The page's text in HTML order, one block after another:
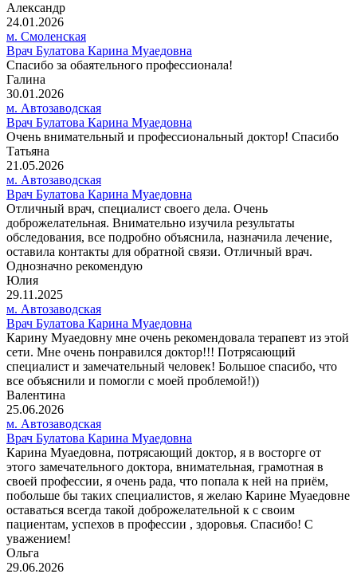
Александр
24.01.2026
м. Смоленская
Врач Булатова Карина Муаедовна
Спасибо за обаятельного профессионала!
Галина
30.01.2026
м. Автозаводская
Врач Булатова Карина Муаедовна
Очень внимательный и профессиональный доктор! Спасибо
Татьяна
21.05.2026
м. Автозаводская
Врач Булатова Карина Муаедовна
Отличный врач, специалист своего дела. Очень
доброжелательная. Внимательно изучила результаты
обследования, все подробно объяснила, назначила лечение,
оставила контакты для обратной связи. Отличный врач.
Однозначно рекомендую
Юлия
29.11.2025
м. Автозаводская
Врач Булатова Карина Муаедовна
Карину Муаедовну мне очень рекомендовала терапевт из этой
сети. Мне очень понравился доктор!!! Потрясающий
специалист и замечательный человек! Большое спасибо, что
все объяснили и помогли с моей проблемой!))
Валентина
25.06.2026
м. Автозаводская
Врач Булатова Карина Муаедовна
Карина Муаедовна, потрясающий доктор, я в восторге от
этого замечательного доктора, внимательная, грамотная в
своей профессии, я очень рада, что попала к ней на приём,
побольше бы таких специалистов, я желаю Карине Муаедовне
оставаться всегда такой доброжелательной к с своим
пациентам, успехов в профессии , здоровья. Спасибо! С
уважением!
Ольга
29.06.2026